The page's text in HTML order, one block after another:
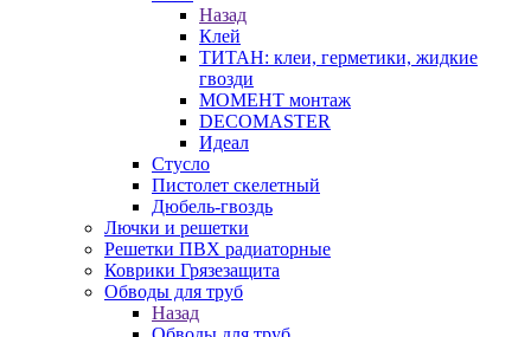
Назад
Клей
ТИТАН: клеи, герметики, жидкие
гвозди
МОМЕНТ монтаж
DECOMASTER
Идеал
Стусло
Пистолет скелетный
Дюбель-гвоздь
Лючки и решетки
Решетки ПВХ радиаторные
Коврики Грязезащита
Обводы для труб
Назад